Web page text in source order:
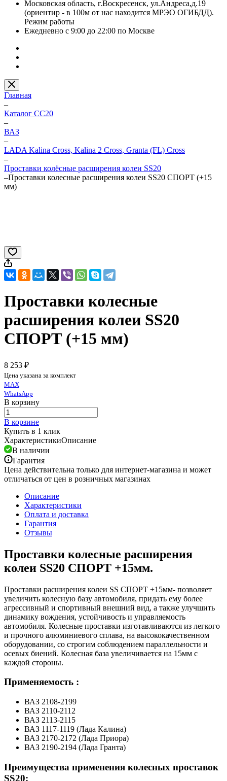
Московская область, г.Воскресенск, ул.Андреса,д.19
(ориентир - в 100м от нас находится МРЭО ОГИБДД).
Режим работы
Ежедневно с 9:00 до 22:00 по Москве
Главная
–
Каталог CC20
–
ВАЗ
–
LADA Kalina Cross, Kalina 2 Cross, Granta (FL) Cross
–
Проставки колёсные расширения колеи SS20
–Проставки колесные расширения колеи SS20 СПОРТ (+15
мм)
Проставки колесные
расширения колеи SS20
СПОРТ (+15 мм)
8 253 ₽
Цена указана за комплект
MAX
WhatsApp
В корзину
В корзине
Купить в 1 клик
ХарактеристикиОписание
В наличии
Гарантия
Цена действительна только для интернет-магазина и может
отличаться от цен в розничных магазинах
Описание
Характеристики
Оплата и доставка
Гарантия
Отзывы
Проставки колесные расширения
колеи SS20 СПОРТ +15мм.
Проставки расширения колеи SS СПОРТ +15мм- позволяет
увеличить колесную базу автомобиля, придать ему более
агрессивный и спортивный внешний вид, а также улучшить
динамику вождения, устойчивость и управляемость
автомобиля. Колесные проставки изготавливаются из легкого
и прочного алюминиевого сплава, на высококачественном
оборудовании, со строгим соблюдением параллельности и
осевых биений. Колесная база увеличивается на 15мм с
каждой стороны.
Применяемость :
ВАЗ 2108-2199
ВАЗ 2110-2112
ВАЗ 2113-2115
ВАЗ 1117-1119 (Лада Калина)
ВАЗ 2170-2172 (Лада Приора)
ВАЗ 2190-2194 (Лада Гранта)
Преимущества применения колесных проставок
SS20: